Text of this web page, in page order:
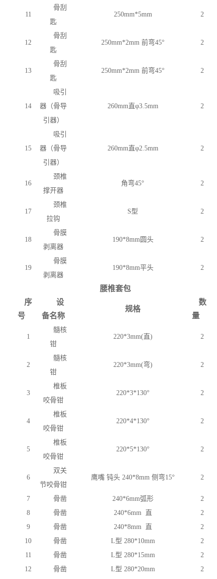
11
骨刮
匙
250mm*5mm 2
12
骨刮
匙
250mm*2mm 前弯45° 2
13
骨刮
匙
250mm*2mm 前弯45° 2
14
吸引
器（骨导
引器）
260mm直φ3.5mm 2
15
吸引
器（骨导
引器）
260mm直φ2.5mm 2
16
颈椎
撑开器
角弯45° 2
17
颈椎
拉钩
S型 2
18
骨膜
剥离器
190*8mm圆头 2
19
骨膜
剥离器
190*8mm平头 2
腰椎套包
序
号
设
备名称
规格
数
量
1
髓核
钳
220*3mm(直) 2
2
髓核
钳
220*3mm(弯) 2
3
椎板
咬骨钳
220*3*130° 2
4
椎板
咬骨钳
220*4*130° 2
5
椎板
咬骨钳
220*5*130° 2
6
双关
节咬骨钳
鹰嘴 钝头 240*8mm 侧弯15° 2
7 骨凿 240*6mm弧形
2
8
骨凿 240*6mm 直
2
9
骨凿 240*8mm 直
2
10
骨凿 L型 280*10mm
2
11
骨凿 L型 280*15mm
2
12
骨凿 L型 280*20mm 2